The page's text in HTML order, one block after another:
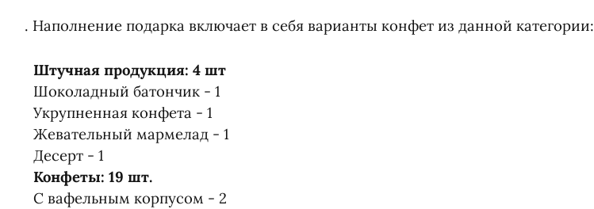
. Наполнение подарка включает в себя варианты конфет из данной категории:
Штучная продукция: 4 шт
Шоколадный батончик - 1
Укрупненная конфета - 1
Жевательный мармелад - 1
Десерт - 1
Конфеты: 19 шт.
С вафельным корпусом - 2